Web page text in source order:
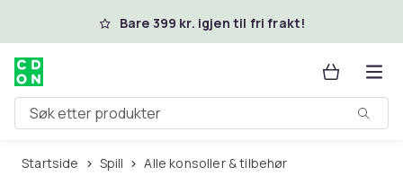
Hopp til hovedinnholdBare 399 kr. igjen til fri frakt!
Søk etter produkter
Startside Spill Alle konsoller & tilbehør